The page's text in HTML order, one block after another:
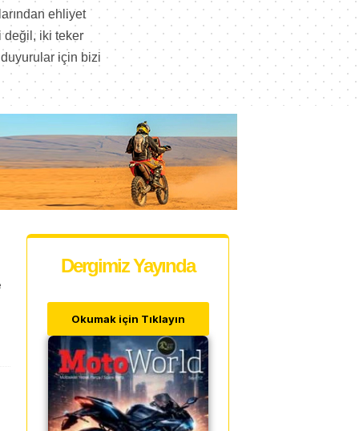
ehliyet
değil, iki teker
için bizi
Dergimiz Yayında
Okumak için Tıklayın